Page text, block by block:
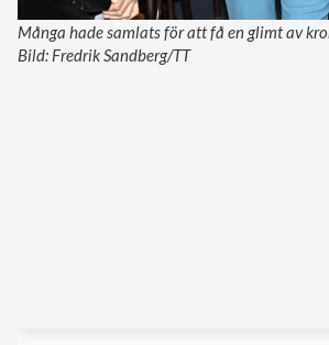
Många hade samlats för att få en glimt av
Bild: Fredrik Sandberg/TT